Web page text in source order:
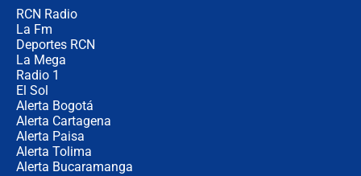
RCN Radio
La Fm
Deportes RCN
La Mega
Radio 1
El Sol
Alerta Bogotá
Alerta Cartagena
Alerta Paisa
Alerta Tolima
Alerta Bucaramanga